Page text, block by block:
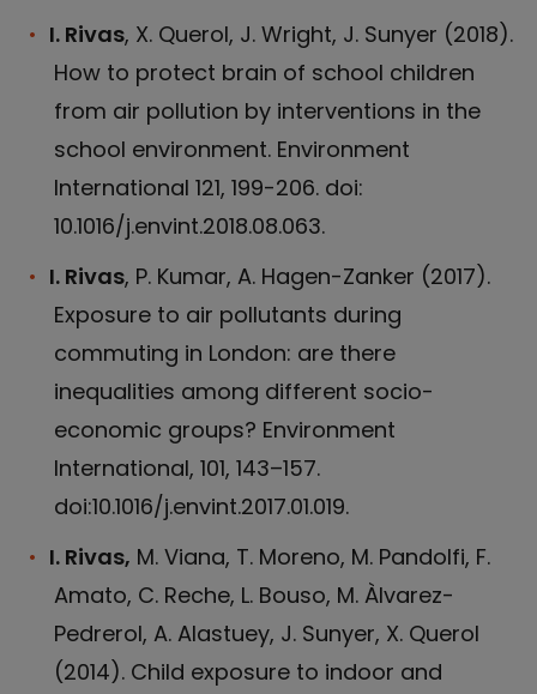
I. Rivas, X. Querol, J. Wright, J. Sunyer (2018).
How to protect brain of school children
from air pollution by interventions in the
school environment. Environment
International 121, 199-206. doi:
10.1016/j.envint.2018.08.063.
I. Rivas, P. Kumar, A. Hagen-Zanker (2017).
Exposure to air pollutants during
commuting in London: are there
inequalities among different socio-
economic groups? Environment
International, 101, 143–157.
doi:10.1016/j.envint.2017.01.019.
I. Rivas, M. Viana, T. Moreno, M. Pandolfi, F.
Amato, C. Reche, L. Bouso, M. Àlvarez-
Pedrerol, A. Alastuey, J. Sunyer, X. Querol
(2014). Child exposure to indoor and